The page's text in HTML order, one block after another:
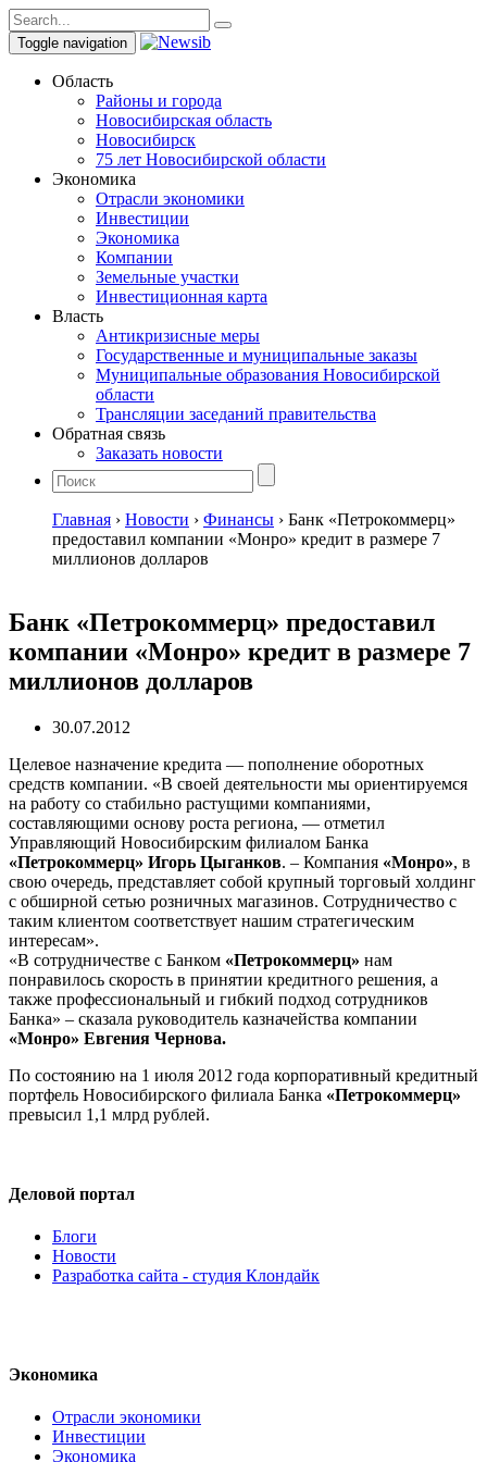
Toggle navigation
Область
Районы и города
Новосибирская область
Новосибирск
75 лет Новосибирской области
Экономика
Отрасли экономики
Инвестиции
Экономика
Компании
Земельные участки
Инвестиционная карта
Власть
Антикризисные меры
Государственные и муниципальные заказы
Муниципальные образования Новосибирской
области
Трансляции заседаний правительства
Обратная связь
Заказать новости
Главная › Новости › Финансы › Банк «Петрокоммерц»
предоставил компании «Монро» кредит в размере 7
миллионов долларов
Банк «Петрокоммерц» предоставил
компании «Монро» кредит в размере 7
миллионов долларов
30.07.2012
Целевое назначение кредита — пополнение оборотных
средств компании. «В своей деятельности мы ориентируемся
на работу со стабильно растущими компаниями,
составляющими основу роста региона, — отметил
Управляющий Новосибирским филиалом Банка
«Петрокоммерц» Игорь Цыганков. – Компания «Монро», в
свою очередь, представляет собой крупный торговый холдинг
с обширной сетью розничных магазинов. Сотрудничество с
таким клиентом соответствует нашим стратегическим
интересам».
«В сотрудничестве с Банком «Петрокоммерц» нам
понравилось скорость в принятии кредитного решения, а
также профессиональный и гибкий подход сотрудников
Банка» – сказала руководитель казначейства компании
«Монро» Евгения Чернова.
По состоянию на 1 июля 2012 года корпоративный кредитный
портфель Новосибирского филиала Банка «Петрокоммерц»
превысил 1,1 млрд рублей.
Деловой портал
Блоги
Новости
Разработка сайта - студия Клондайк
Экономика
Отрасли экономики
Инвестиции
Экономика